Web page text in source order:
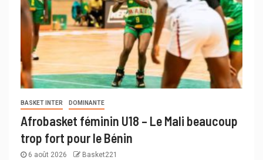
BASKET INTER DOMINANTE
Afrobasket féminin U18 – Le Mali beaucoup
trop fort pour le Bénin
6 août 2026 Basket221